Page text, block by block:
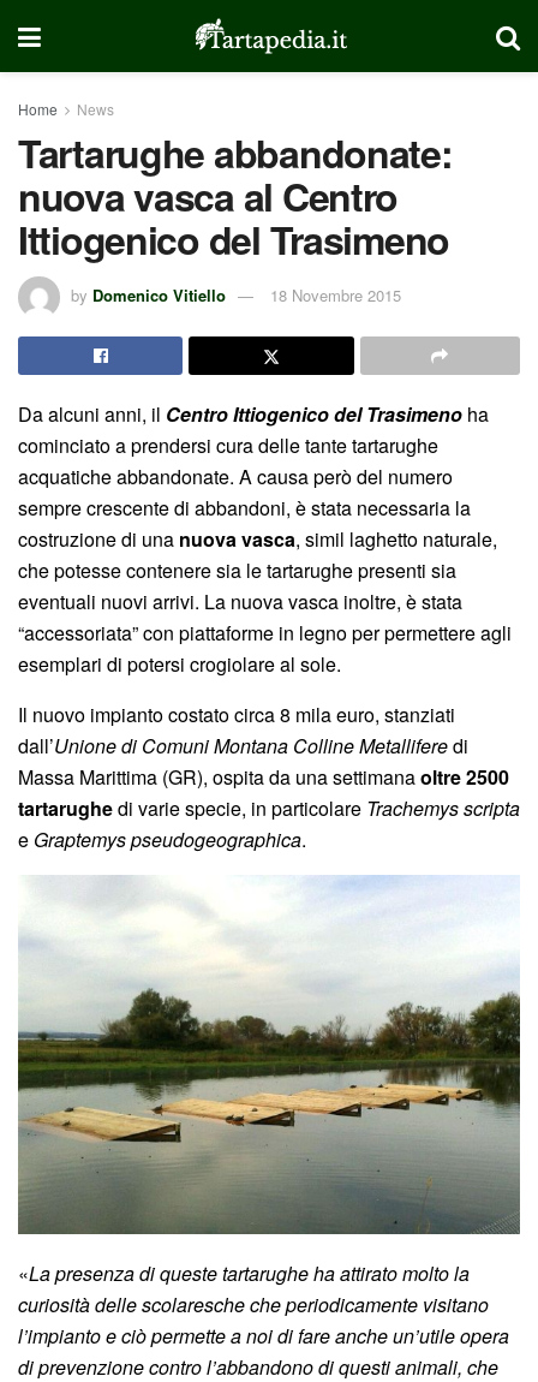
Home News
Tartarughe abbandonate:
nuova vasca al Centro
Ittiogenico del Trasimeno
by Domenico Vitiello 18 Novembre 2015
Da alcuni anni, il Centro Ittiogenico del Trasimeno ha
cominciato a prendersi cura delle tante tartarughe
acquatiche abbandonate. A causa però del numero
sempre crescente di abbandoni, è stata necessaria la
costruzione di una nuova vasca, simil laghetto naturale,
che potesse contenere sia le tartarughe presenti sia
eventuali nuovi arrivi. La nuova vasca inoltre, è stata
“accessoriata” con piattaforme in legno per permettere agli
esemplari di potersi crogiolare al sole.
Il nuovo impianto costato circa 8 mila euro, stanziati
dall’Unione di Comuni Montana Colline Metalliferedi
Massa Marittima (GR), ospita da una settimanaoltre 2500
tartarughedi varie specie, in particolare Trachemys scripta
e Graptemys pseudogeographica.
«La presenza di queste tartarughe ha attirato molto la
curiosità delle scolaresche che periodicamente visitano
l’impianto e ciò permette a noi di fare anche un’utile opera
di prevenzione contro l’abbandono di questi animali, che